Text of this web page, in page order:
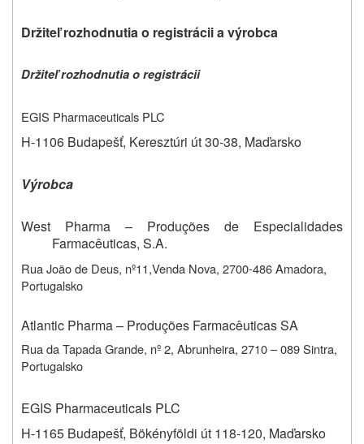
Držiteľ rozhodnutia o registrácii a výrobca
Držiteľ rozhodnutia o registrácii
EGIS Pharmaceuticals PLC
H-1106 Budapešť, Keresztúri út 30-38, Maďarsko
Výrobca
West Pharma – Produções de Especialidades
Farmacêuticas, S.A.
Rua João de Deus, nº11,Venda Nova, 2700-486 Amadora,
Portugalsko
Atlantic Pharma – Produções Farmacêuticas SA
Rua da Tapada Grande, nº 2, Abrunheira, 2710 – 089 Sintra,
Portugalsko
EGIS Pharmaceuticals PLC
H-1165 Budapešť, Bökényföldi út 118-120, Maďarsko